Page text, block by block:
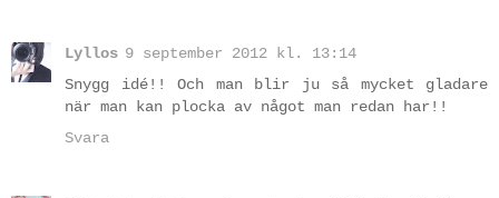
Lyllos 9 september 2012 kl. 13:14
Snygg idé!! Och man blir ju så mycket gladare
när man kan plocka av något man redan har!!
Svara